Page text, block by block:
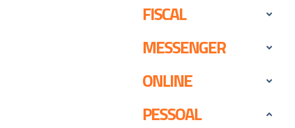
FISCAL
MESSENGER
ONLINE
PESSOAL